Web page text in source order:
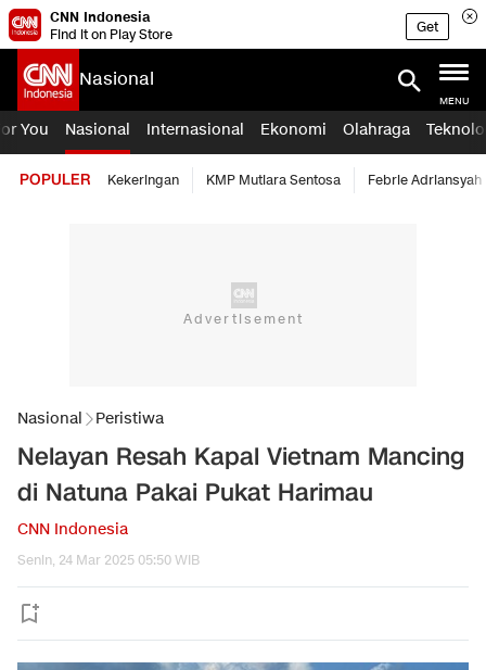
CNN Indonesia
Find it on Play Store
Get
Nasional
MENU
You Nasional Internasional Ekonomi Olahraga
POPULER Kekeringan KMP Mutiara Sentosa Febrie Adriansyah
Nasional Peristiwa
Nelayan Resah Kapal Vietnam Mancing
di Natuna Pakai Pukat Harimau
CNN Indonesia
Senin, 24 Mar 2025 05:50 WIB